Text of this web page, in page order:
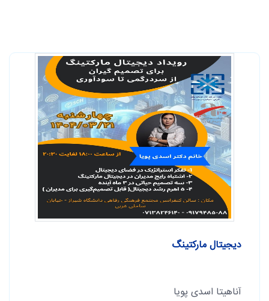
دیجیتال مارکتینگ
آناهیتا اسدی پویا